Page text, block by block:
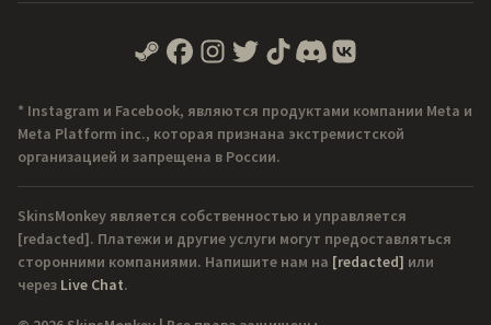
* Instagram и Facebook, являются продуктами компании Meta и
Meta Platform inc., которая признана экстремистской
организацией и запрещена в России.
SkinsMonkey является собственностью и управляется
[redacted]. Платежи и другие услуги могут предоставляться
сторонними компаниями. Напишите нам на [redacted] или
через Live Chat.